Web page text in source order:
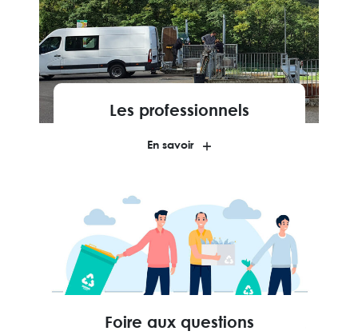
Les professionnels
En savoir
Foire aux questions